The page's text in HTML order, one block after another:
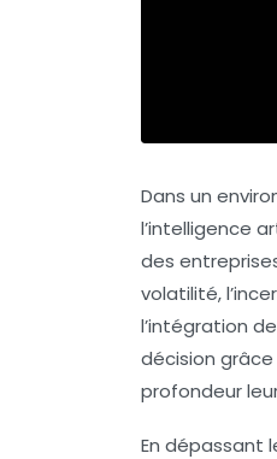
Dans un
l’intelligence
des
volatilité,
l’intégration
décision
profondeur
En dépassant